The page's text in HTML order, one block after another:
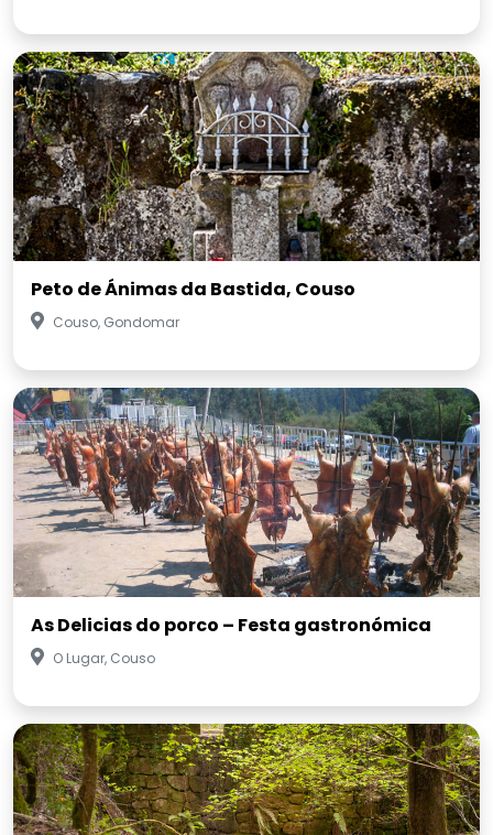
Peto de Ánimas da Bastida, Couso
Couso, Gondomar
As Delicias do porco – Festa gastronómica
O Lugar, Couso